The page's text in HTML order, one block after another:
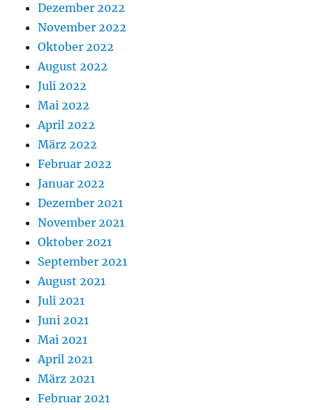
Dezember 2022
November 2022
Oktober 2022
August 2022
Juli 2022
Mai 2022
April 2022
März 2022
Februar 2022
Januar 2022
Dezember 2021
November 2021
Oktober 2021
September 2021
August 2021
Juli 2021
Juni 2021
Mai 2021
April 2021
März 2021
Februar 2021